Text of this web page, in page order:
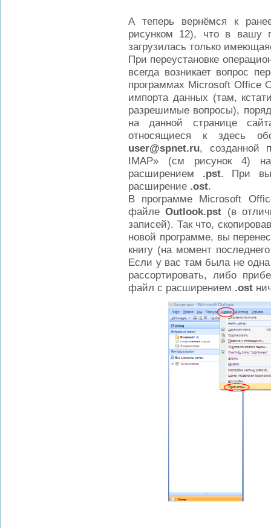
А теперь вернёмся к
рисунком 12), что в вашу
загрузилась только
При переустановке
всегда возникает вопрос
программах Microsoft Office
импорта данных (там,
разрешимые вопросы),
на данной странице
относящиеся к здесь
user@spnet.ru, созданной
IMAP» (см рисунок 4)
расширением .pst. При
расширение .ost.
В программе Microsoft
файлеOutlook.pst (в
записей). Так что,
новой программе, вы
книгу (на момент
Если у вас там была не одна
рассортировать, либо
файл с расширением .ost